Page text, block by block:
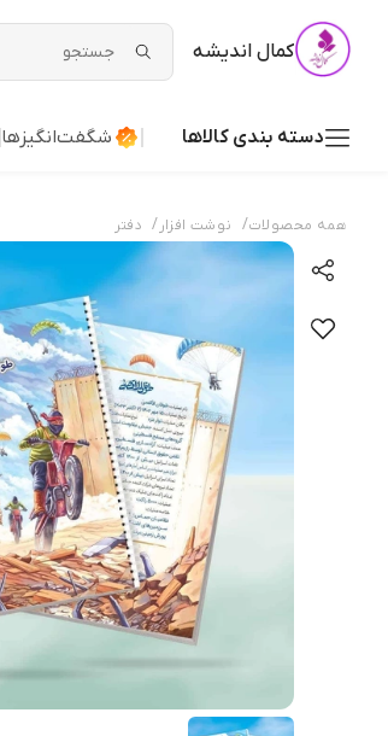
کمال اندیشه
دسته بندی کالاها شگفت‌انگیزها
همه محصولات/ نوشت افزار / دفتر